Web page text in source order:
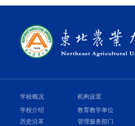
学校概况
学校介绍
历史沿革
机构设置
教育教学单位
管理服务部门